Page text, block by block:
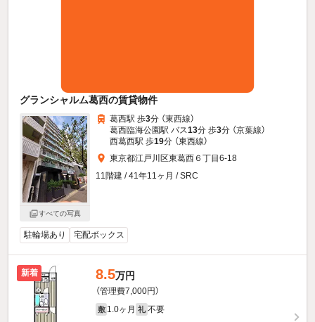
グランシャルム葛西の賃貸物件
すべての写真
葛西駅 歩3分 （東西線）
葛西臨海公園駅 バス13分 歩3分 （京葉線）
西葛西駅 歩19分 （東西線）
東京都江戸川区東葛西６丁目6-18
11階建 / 41年11ヶ月 / SRC
駐輪場あり 宅配ボックス
新着 8.5万円
（管理費7,000円）
敷 1.0ヶ月 礼 不要